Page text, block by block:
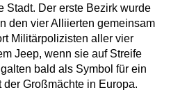
Stadt. Der erste Bezirk wurde
den vier Alliierten gemeinsam
Militärpolizisten aller vier
Jeep, wenn sie auf Streife
bald als Symbol für ein
Großmächte in Europa.